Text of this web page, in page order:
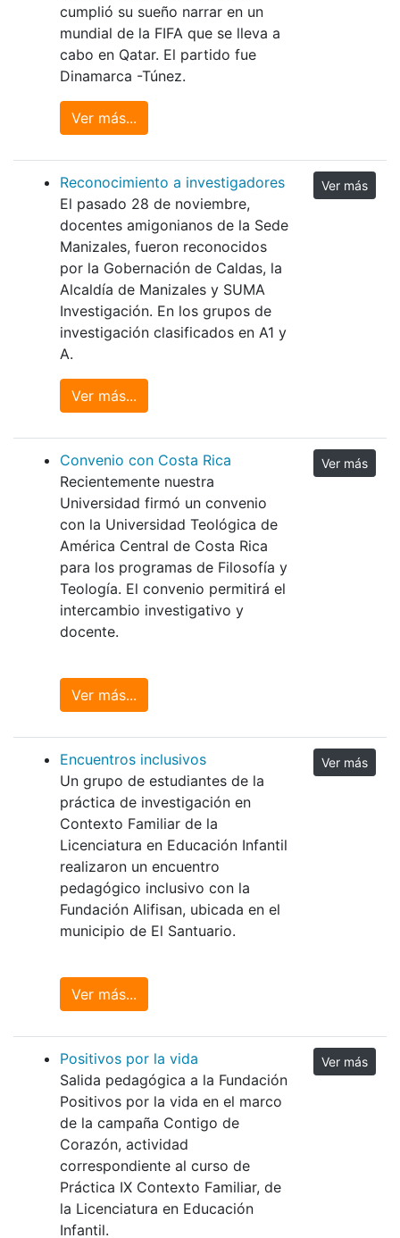
cumplió su sueño narrar en un
mundial de la FIFA que se lleva a
cabo en Qatar. El partido fue
Dinamarca -Túnez.
Ver más...
Reconocimiento a investigadores
El pasado 28 de noviembre,
docentes amigonianos de la Sede
Manizales, fueron reconocidos
por la Gobernación de Caldas, la
Alcaldía de Manizales y SUMA
Investigación. En los grupos de
investigación clasificados en A1 y
A.
Ver más...
Ver más
Convenio con Costa Rica
Recientemente nuestra
Universidad firmó un convenio
con la Universidad Teológica de
América Central de Costa Rica
para los programas de Filosofía y
Teología. El convenio permitirá el
intercambio investigativo y
docente.
Ver más...
Ver más
Encuentros inclusivos
Un grupo de estudiantes de la
práctica de investigación en
Contexto Familiar de la
Licenciatura en Educación Infantil
realizaron un encuentro
pedagógico inclusivo con la
Fundación Alifisan, ubicada en el
municipio de El Santuario.
Ver más...
Ver más
Positivos por la vida
Salida pedagógica a la Fundación
Positivos por la vida en el marco
de la campaña Contigo de
Corazón, actividad
correspondiente al curso de
Práctica IX Contexto Familiar, de
la Licenciatura en Educación
Infantil.
Ver más